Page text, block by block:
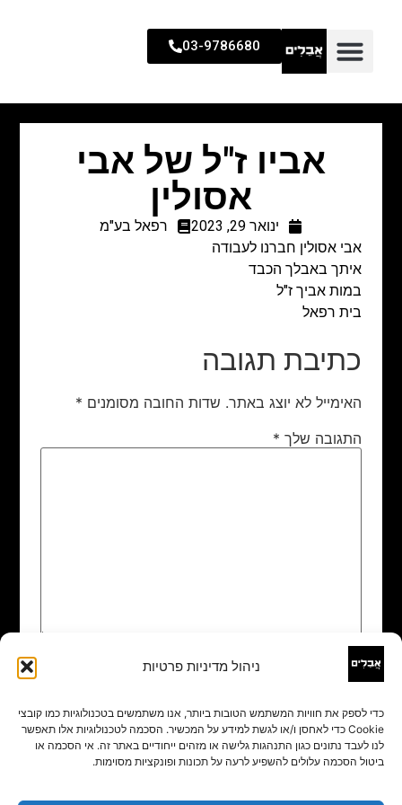
ניהול מדיניות פרטיות
כדי לספק את חוויות המשתמש הטובות ביותר, אנו משתמשים בטכנולוגיות כמו קובצי
Cookie כדי לאחסן ו/או לגשת למידע על המכשיר. הסכמה לטכנולוגיות אלו תאפשר
לנו לעבד נתונים כגון התנהגות גלישה או מזהים ייחודיים באתר זה. אי הסכמה או
ביטול הסכמה עלולים להשפיע לרעה על תכונות ופונקציות מסוימות.
03-9786680
אביו ז"ל של אבי
אסולין
ינואר 29, 2023
רפאל בע"מ
אבי אסולין חברנו לעבודה
איתך באבלך הכבד
במות אביך ז"ל
בית רפאל
כתיבת תגובה
האימייל לא יוצג באתר. שדות החובה מסומנים *
התגובה שלך *
שם
אימייל*